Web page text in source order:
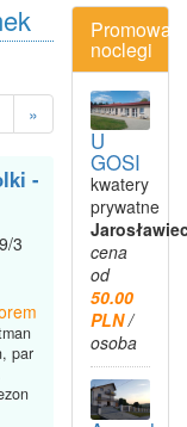
»
-
3
par
noclegi
U
GOSI
kwatery
prywatne
cena
od
50.00
PLN/
osoba